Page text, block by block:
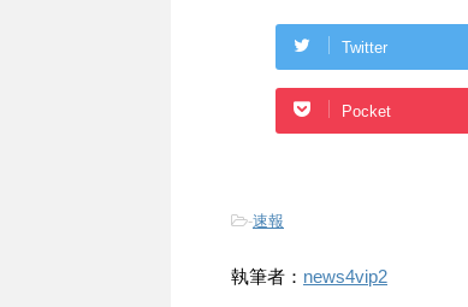
Twitter
Pocket
-速報
執筆者： news4vip2